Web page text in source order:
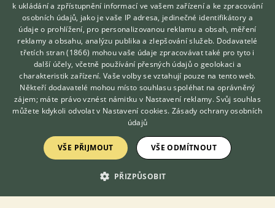
Prodám Alexandra malého - Prodám alexandry malé latino cena
včera 19:59
Hledáte zvířecího kamaráda?
Zdarma vám poradí
VETERINÁŘ ONLINE
KONZULTOVAT S
VETERINÁŘEM
k ukládání a zpřístupnění informací ve vašem zařízení a ke zpracování
osobních údajů, jako je vaše IP adresa, jedinečné identifikátory a
údaje o prohlížení, pro personalizovanou reklamu a obsah, měření
reklamy a obsahu, analýzu publika a zlepšování služeb. Dodavatelé
třetích stran (1866) mohou vaše údaje zpracovávat také pro tyto i
další účely, včetně používání přesných údajů o geolokaci a
charakteristik zařízení. Vaše volby se vztahují pouze na tento web.
Někteří dodavatelé mohou místo souhlasu spoléhat na oprávněný
zájem; máte právo vznést námitku v Nastavení reklamy. Svůj souhlas
můžete kdykoli odvolat v Nastavení cookies. Zásady ochrany osobních
údajů
VŠE PŘIJMOUT VŠE ODMÍTNOUT
PŘIZPŮSOBIT